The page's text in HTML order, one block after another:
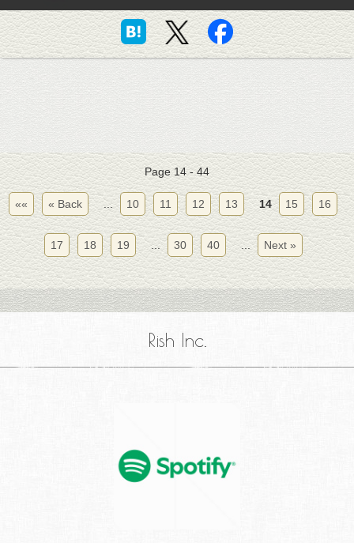
Page 14 - 44
«« « Back ... 10 11 12 13 14 15 16
17 18 19 ... 30 40 ... Next »
Rish Inc.